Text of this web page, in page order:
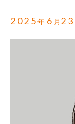
2025年 6 月 23